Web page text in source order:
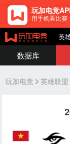
玩加电竞
用手机看比赛
英
数据库
玩加电竞 英雄联盟